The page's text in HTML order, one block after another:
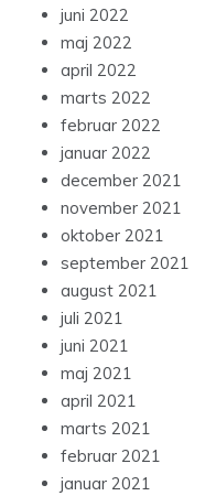
juni 2022
maj 2022
april 2022
marts 2022
februar 2022
januar 2022
december 2021
november 2021
oktober 2021
september 2021
august 2021
juli 2021
juni 2021
maj 2021
april 2021
marts 2021
februar 2021
januar 2021